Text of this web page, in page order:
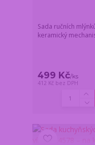
Sada ručních
keramický
499 Kč/ks
412 Kč bez DPH